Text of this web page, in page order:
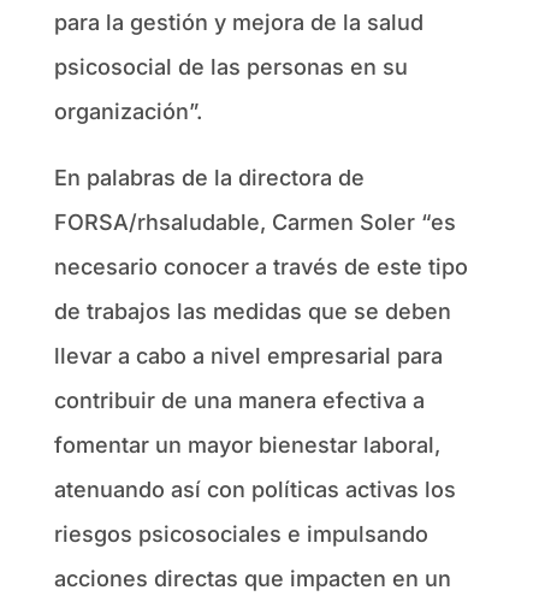
para la gestión y mejora de la salud
psicosocial de las personas en su
organización”.
En palabras de la directora de
FORSA/rhsaludable, Carmen Soler “es
necesario conocer a través de este tipo
de trabajos las medidas que se deben
llevar a cabo a nivel empresarial para
contribuir de una manera efectiva a
fomentar un mayor bienestar laboral,
atenuando así con políticas activas los
riesgos psicosociales e impulsando
acciones directas que impacten en un